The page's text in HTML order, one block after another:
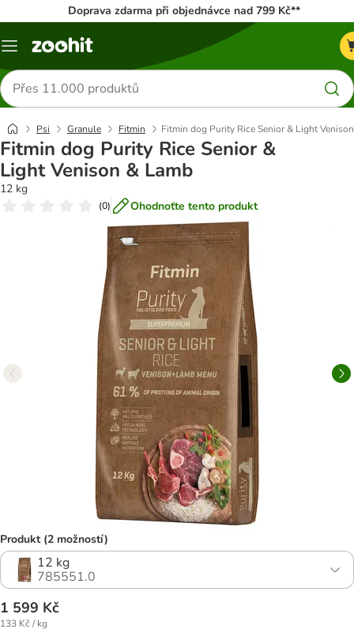
Doprava zdarma při objednávce nad 799 Kč**
Menu
Hledat
produkty
Psi Granule Fitmin Fitmin dog Purity Rice Senior & Light
Fitmin dog Purity Rice Senior &
Light Venison & Lamb
12 kg
(0) Ohodnoťte tento produkt
Produkt (2 možností)
12 kg
785551.0
1 599 Kč
133 Kč / kg